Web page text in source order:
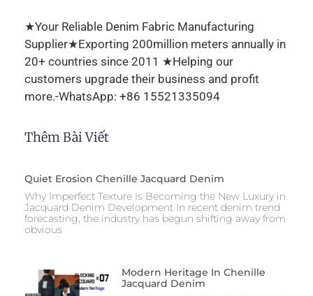
★Your Reliable Denim Fabric Manufacturing
Supplier★Exporting 200million meters annually in
20+ countries since 2011 ★Helping our
customers upgrade their business and profit
more.-WhatsApp: +86 15521335094
Thêm Bài Viết
Quiet Erosion Chenille Jacquard Denim
Why Imperfect Texture Is Becoming the New Luxury in
Jacquard Denim Development In recent denim trend
forecasting, the industry has begun shifting away from
obvious
Modern Heritage In Chenille
Jacquard Denim